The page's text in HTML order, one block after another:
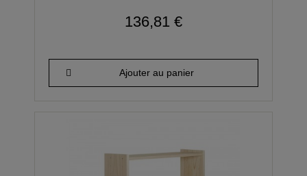
136,81 €
Ajouter au panier